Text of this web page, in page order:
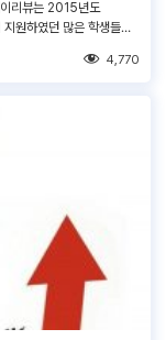
리뷰는 2015년도
원하였던 많은 학생들의
교에서 어떤 연구를 진행
4,770